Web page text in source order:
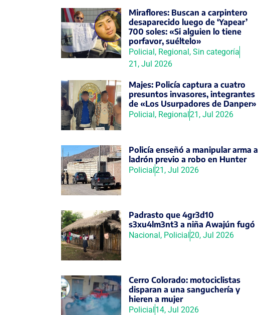
Miraflores: Buscan a carpintero
desaparecido luego de ‘Yapear’
700 soles: «Si alguien lo tiene
porfavor, suéltelo»
Policial, Regional, Sin categoría
21, Jul 2026
Majes: Policía captura a cuatro
presuntos invasores, integrantes
de «Los Usurpadores de Danper»
Policial, Regional21, Jul 2026
Policía enseñó a manipular arma a
ladrón previo a robo en Hunter
Policial21, Jul 2026
Padrasto que 4gr3d10
s3xu4lm3nt3 a niña Awajún fugó
Nacional, Policial20, Jul 2026
Cerro Colorado: motociclistas
disparan a una sanguchería y
hieren a mujer
Policial14, Jul 2026